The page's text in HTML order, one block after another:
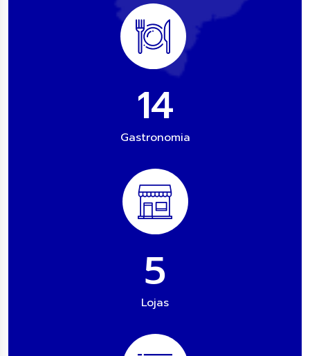
21
Gastronomia
7
Lojas